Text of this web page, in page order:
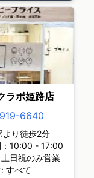
ラボ姫路店
6640
より徒歩2分
：10:00 - 17:00
日祝のみ営業
すべて